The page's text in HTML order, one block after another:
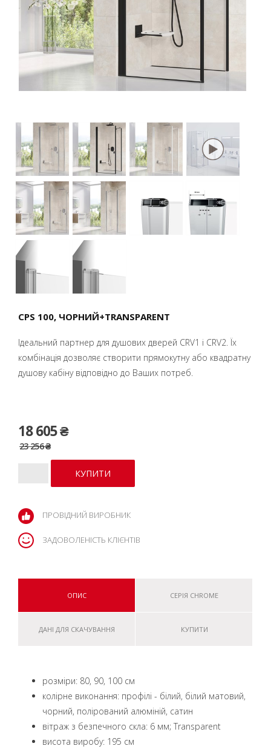
CPS 100, ЧОРНИЙ+TRANSPARENT
Ідеальний партнер для душових дверей CRV1 і CRV2. Їх
комбінація дозволяє створити прямокутну або квадратну
душову кабіну відповідно до Ваших потреб.
18 605 ₴
23 256 ₴
ПРОВІДНИЙ ВИРОБНИК
ЗАДОВОЛЕНІСТЬ КЛІЄНТІВ
ОПИС СЕРІЯ CHROME
ДАНІ ДЛЯ СКАЧУВАННЯ КУПИТИ
розміри: 80, 90, 100 см
колірне виконання: профілі - білий, білий матовий,
чорний, полірований алюміній, сатин
вітраж з безпечного скла: 6 мм; Transparent
висота виробу: 195 см